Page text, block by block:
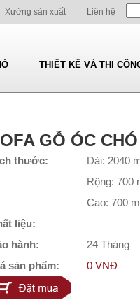
Xưởng sản xuất Liên hệ
THIẾT KẾ VÀ THI
GỖ ÓC
thước:
Dài: 2040
Rộng: 700
Cao: 700
liệu:
hành:
24 Tháng
sản phẩm:
0 VNĐ